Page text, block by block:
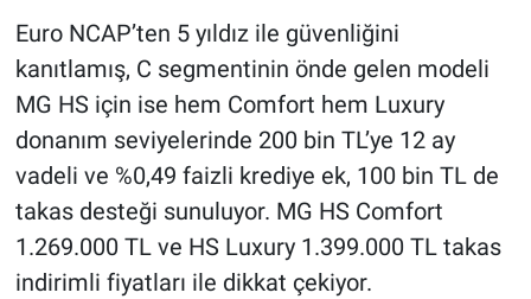
Euro NCAP’ten 5 yıldız ile güvenliğini
kanıtlamış, C segmentinin önde gelen modeli
MG HS için ise hem Comfort hem Luxury
donanım seviyelerinde 200 bin TL’ye 12 ay
vadeli ve %0,49 faizli krediye ek, 100 bin TL de
takas desteği sunuluyor. MG HS Comfort
1.269.000 TL ve HS Luxury 1.399.000 TL takas
indirimli fiyatları ile dikkat çekiyor.